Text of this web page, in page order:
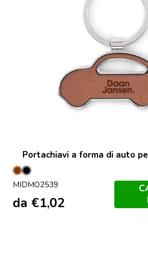
Portachiavi a forma di auto
Marrone
Nero
MIDMO2539
da €1,02